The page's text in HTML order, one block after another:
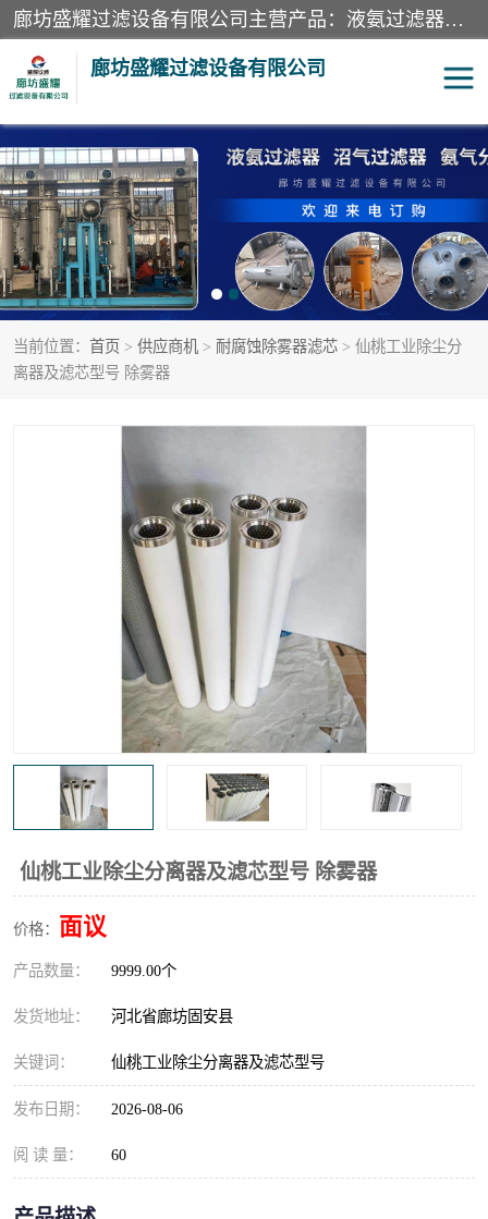
廊坊盛耀过滤设备有限公司主营产品：液氨过滤器、沼气过滤器、氨气分离器、二氧化碳过滤器、过滤器、液氨氨气过滤器、天然气过滤器、管道过滤器、*过滤器、液氨除油除水过滤器、氨气除油除水过滤器、焦炉煤气除焦油过滤器等。
廊坊盛耀过滤设备有限公司
当前位置： 首页 > 供应商机 > 耐腐蚀除雾器滤芯 > 仙桃工业除尘分
离器及滤芯型号 除雾器
仙桃工业除尘分离器及滤芯型号 除雾器
价格： 面议
产品数量： 9999.00个
发货地址： 河北省廊坊固安县
关键词： 仙桃工业除尘分离器及滤芯型号
发布日期： 2026-08-06
阅 读 量： 60
二氧化碳过滤器 过滤器
液氨氨气过滤器 沼气过滤器
天然气过滤器 管道过滤器
甲醇过滤器 液氨除油除水过滤器
硝酸尾气分离器
高炉煤气过滤器 替代进口过滤器
化工盐酸气聚结器